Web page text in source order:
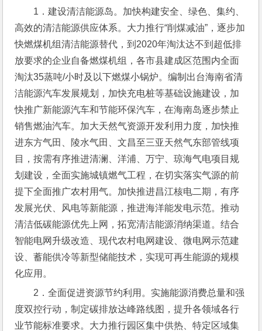
1．建设清洁能源岛。加快构建安全、绿色、集约、
高效的清洁能源供应体系。大力推行“削煤减油”，逐步加
快燃煤机组清洁能源替代，到2020年淘汰达不到超低排
放要求的企业自备燃煤机组，各市县建成区范围内全面
淘汰35蒸吨/小时及以下燃煤小锅炉。编制出台海南省清
洁能源汽车发展规划，加快充电桩等基础设施建设，加
快推广新能源汽车和节能环保汽车，在海南岛逐步禁止
销售燃油汽车。加大天然气资源开发利用力度，加快推
进东方气田、陵水气田、文昌至三亚天然气东部管线项
目，按需有序推进清澜、洋浦、万宁、琼海气电项目规
划建设，全面实施城镇燃气工程，在切实落实气源的前
提下全面推广农村用气。加快推进昌江核电二期，有序
发展光伏、风电等新能源，推进海洋能发电示范。推动
清洁低碳能源优先上网，拓宽清洁能源消纳渠道。结合
智能电网升级改造、现代农村电网建设、微电网示范建
设、蓄能供冷等新型储能技术，实现可再生能源的规模
化应用。
2．全面促进资源节约利用。实施能源消费总量和强
度双控行动，制定碳排放达峰路线图，提升各领域各行
业节能标准要求。大力推行园区集中供热、特定区域集